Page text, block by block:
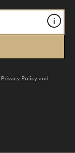
i
Privacy Policyand